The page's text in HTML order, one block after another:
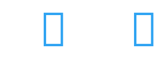
 